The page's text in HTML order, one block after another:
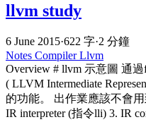
llvm study
6 June 2015·622 字·2 分鐘
Notes CompilerLlvm
Overview # llvm 示意圖 通
( LLVM Intermediate
的功能。 出作業應該不會
IR interpreter (指令lli) 3. IR